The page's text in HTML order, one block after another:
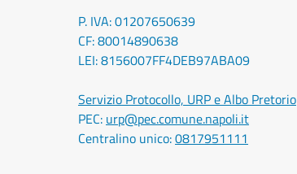
P. IVA: 01207650639
CF: 80014890638
LEI: 8156007FF4DEB97ABA09
Servizio Protocollo, URP e Albo Pretorio
PEC: urp@pec.comune.napoli.it
Centralino unico:0817951111